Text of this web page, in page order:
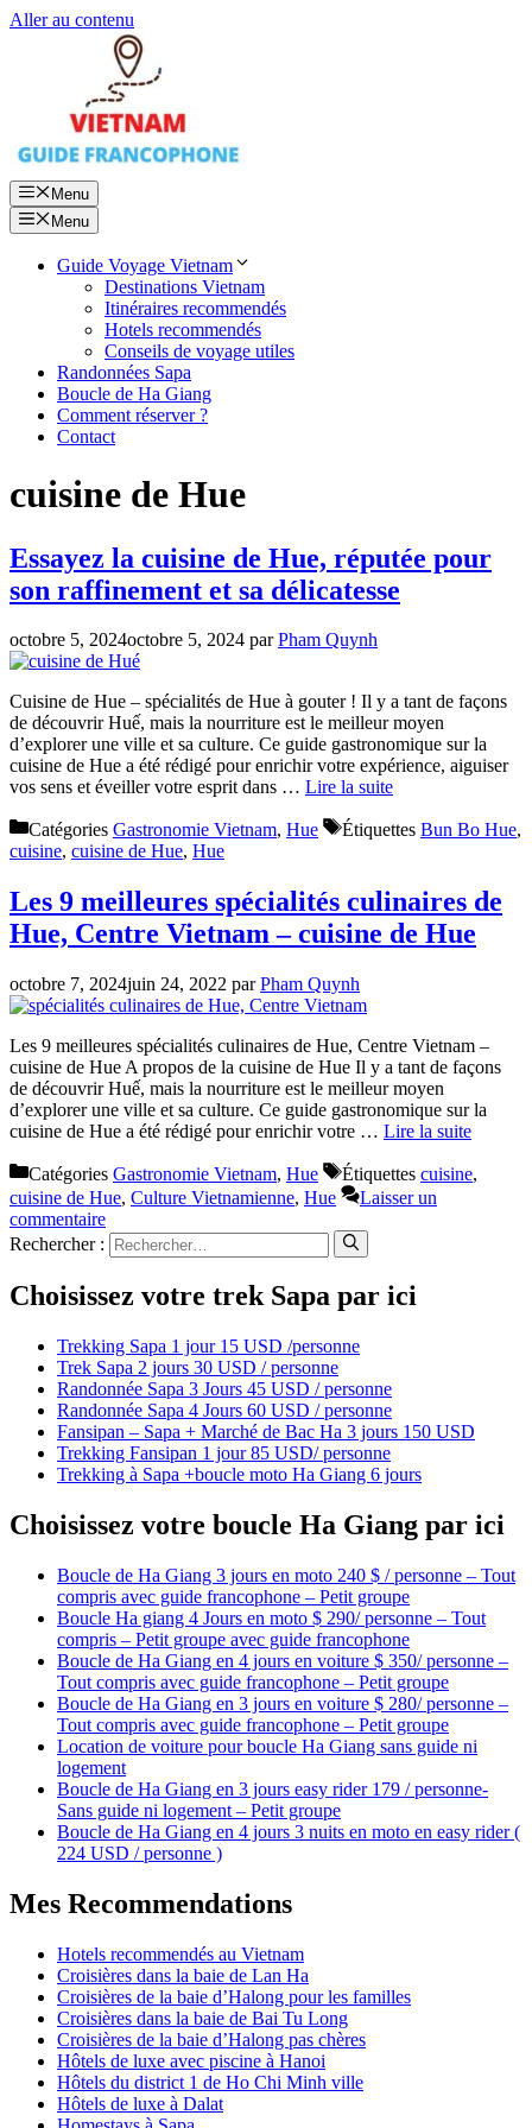
Aller au contenu
Menu
Menu
Guide Voyage Vietnam
Destinations Vietnam
Itinéraires recommendés
Hotels recommendés
Conseils de voyage utiles
Randonnées Sapa
Boucle de Ha Giang
Comment réserver ?
Contact
cuisine de Hue
Essayez la cuisine de Hue, réputée pour
son raffinement et sa délicatesse
octobre 5, 2024octobre 5, 2024 parPham Quynh
Cuisine de Hue – spécialités de Hue à gouter ! Il y a tant de façons
de découvrir Huế, mais la nourriture est le meilleur moyen
d’explorer une ville et sa culture. Ce guide gastronomique sur la
cuisine de Hue a été rédigé pour enrichir votre expérience, aiguiser
vos sens et éveiller votre esprit dans … Lire la suite
Catégories Gastronomie Vietnam, Hue Étiquettes Bun Bo Hue,
cuisine, cuisine de Hue, Hue
Les 9 meilleures spécialités culinaires de
Hue, Centre Vietnam – cuisine de Hue
octobre 7, 2024juin 24, 2022 parPham Quynh
Les 9 meilleures spécialités culinaires de Hue, Centre Vietnam –
cuisine de Hue A propos de la cuisine de Hue Il y a tant de façons
de découvrir Huế, mais la nourriture est le meilleur moyen
d’explorer une ville et sa culture. Ce guide gastronomique sur la
cuisine de Hue a été rédigé pour enrichir votre … Lire la suite
Catégories Gastronomie Vietnam, Hue Étiquettes cuisine,
cuisine de Hue, Culture Vietnamienne, Hue
Laisser un
commentaire
Rechercher :
Choisissez votre trek Sapa par ici
Trekking Sapa 1 jour 15 USD /personne
Trek Sapa 2 jours 30 USD / personne
Randonnée Sapa 3 Jours 45 USD / personne
Randonnée Sapa 4 Jours 60 USD / personne
Fansipan – Sapa + Marché de Bac Ha 3 jours 150 USD
Trekking Fansipan 1 jour 85 USD/ personne
Trekking à Sapa +boucle moto Ha Giang 6 jours
Choisissez votre boucle Ha Giang par ici
Boucle de Ha Giang 3 jours en moto 240 $ / personne – Tout
compris avec guide francophone – Petit groupe
Boucle Ha giang 4 Jours en moto $ 290/ personne – Tout
compris – Petit groupe avec guide francophone
Boucle de Ha Giang en 4 jours en voiture $ 350/ personne –
Tout compris avec guide francophone – Petit groupe
Boucle de Ha Giang en 3 jours en voiture $ 280/ personne –
Tout compris avec guide francophone – Petit groupe
Location de voiture pour boucle Ha Giang sans guide ni
logement
Boucle de Ha Giang en 3 jours easy rider 179 / personne-
Sans guide ni logement – Petit groupe
Boucle de Ha Giang en 4 jours 3 nuits en moto en easy rider (
224 USD / personne )
Mes Recommendations
Hotels recommendés au Vietnam
Croisières dans la baie de Lan Ha
Croisières de la baie d’Halong pour les familles
Croisières dans la baie de Bai Tu Long
Croisières de la baie d’Halong pas chères
Hôtels de luxe avec piscine à Hanoi
Hôtels du district 1 de Ho Chi Minh ville
Hôtels de luxe à Dalat